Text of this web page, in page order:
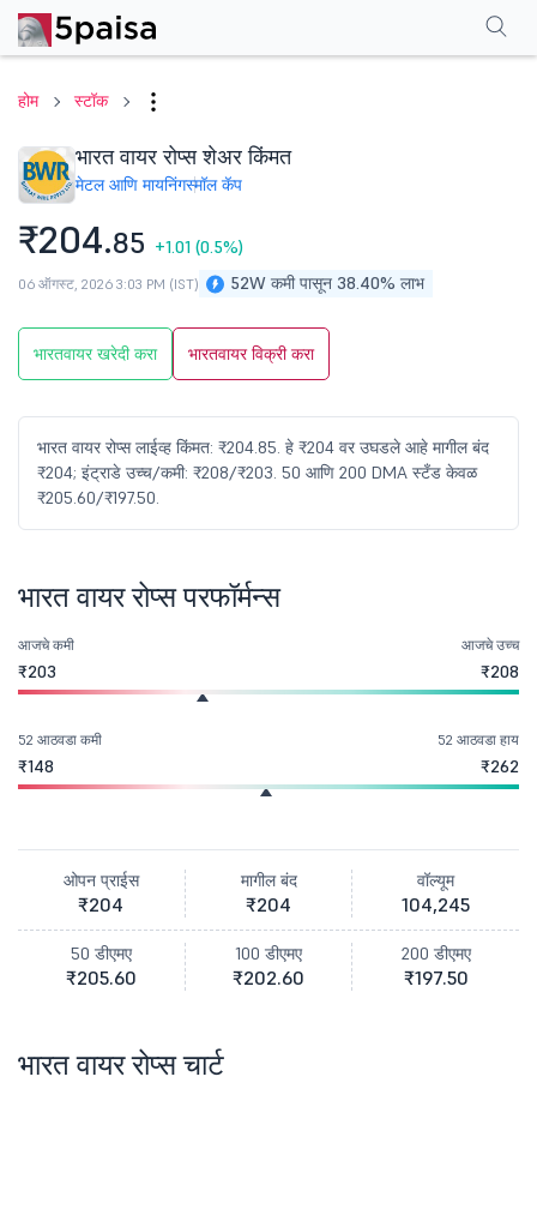
होम स्टॉक
भारत वायर रोप्स शेअर किंमत
मेटल आणि मायनिंगस्मॉल कॅप
₹204.85 +1.01 (0.5%)
52W कमी पासून 38.40% लाभ
06 ऑगस्ट, 2026 3:03 PM (IST)
भारतवायर खरेदी करा भारतवायर विक्री करा
भारत वायर रोप्स लाईव्ह किंमत: ₹204.85. हे ₹204 वर उघडले आहे मागील बंद
₹204; इंट्राडे उच्च/कमी: ₹208/₹203. 50 आणि 200 DMA स्टँड केवळ
₹205.60/₹197.50.
परफॉर्मन्सफायनान्शियल्स एफएक्यू
भारत वायर रोप्स परफॉर्मन्स
आजचे कमी
₹203
आजचे उच्च
₹208
52 आठवडा कमी
₹148
52 आठवडा हाय
₹262
ओपन प्राईस
₹204
मागील बंद
₹204
वॉल्यूम
104,245
50 डीएमए
₹205.60
100 डीएमए
₹202.60
200 डीएमए
₹197.50
भारत वायर रोप्स चार्ट